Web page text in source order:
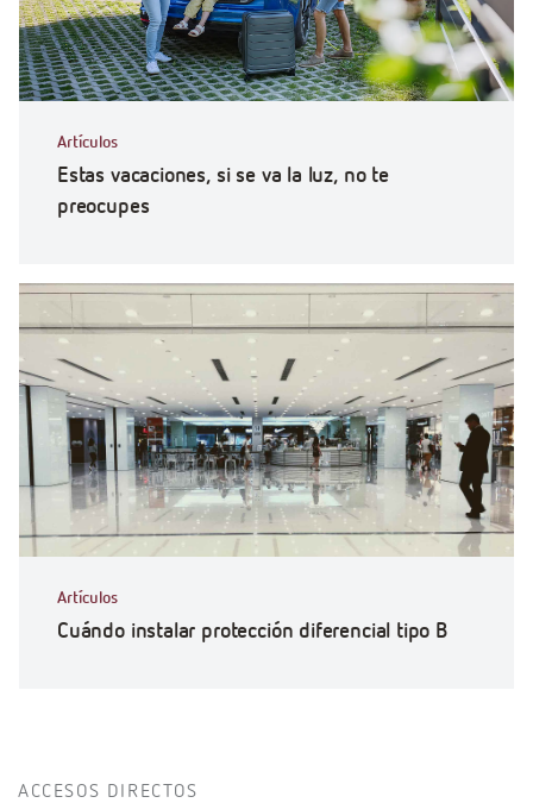
Artículos
Estas vacaciones, si se va la luz, no te
preocupes
Artículos
Cuándo instalar protección diferencial tipo B
ACCESOS DIRECTOS